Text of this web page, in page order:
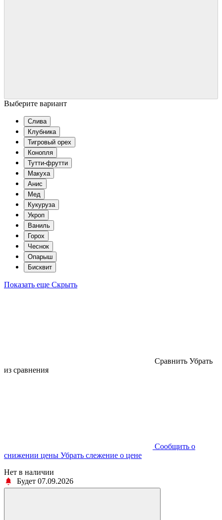
Выберите вариант
Слива
Клубника
Тигровый орех
Конопля
Тутти-фрутти
Макуха
Анис
Мед
Кукуруза
Укроп
Ваниль
Горох
Чеснок
Опарыш
Бисквит
Показать еще Скрыть
Cравнить Убрать
из сравнения
Cообщить о
снижении цены Убрать слежение о цене
Нет в наличии
Будет 07.09.2026